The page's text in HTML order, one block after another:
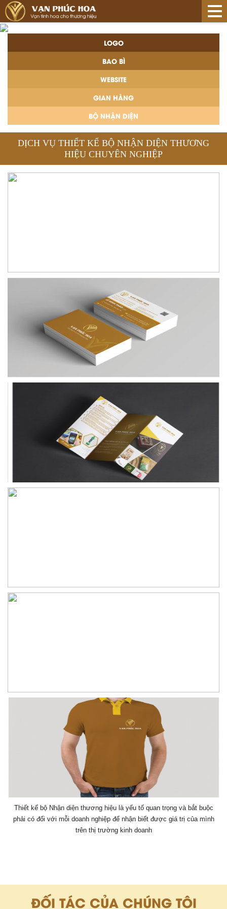
LOGO
BAO BÌ
WEBSITE
GIAN HÀNG
BỘ NHẬN DIỆN
DỊCH VỤ THIẾT KẾ BỘ NHẬN DIỆN THƯƠNG
HIỆU CHUYÊN NGHIỆP
Thiết kế bộ Nhận diện thương hiệu là yếu tố quan trọng và bắt buộc
phải có đối với mỗi doanh nghiệp để nhận biết được giá trị của mình
trên thị trường kinh doanh
ĐỐI TÁC CỦA CHÚNG TÔI